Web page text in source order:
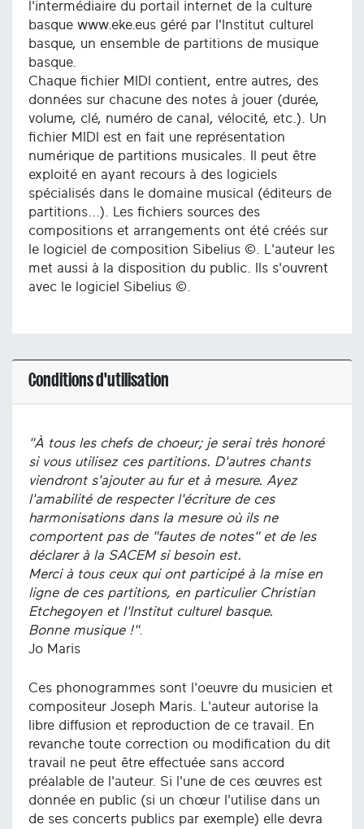
l'intermédiaire du portail internet de la culture
basque www.eke.eus géré par l'Institut culturel
basque, un ensemble de partitions de musique
basque.
Chaque fichier MIDI contient, entre autres, des
données sur chacune des notes à jouer (durée,
volume, clé, numéro de canal, vélocité, etc.). Un
fichier MIDI est en fait une représentation
numérique de partitions musicales. Il peut être
exploité en ayant recours à des logiciels
spécialisés dans le domaine musical (éditeurs de
partitions...). Les fichiers sources des
compositions et arrangements ont été créés sur
le logiciel de composition Sibelius ©. L'auteur les
met aussi à la disposition du public. Ils s'ouvrent
avec le logiciel Sibelius ©.
Conditions d'utilisation
"À tous les chefs de choeur; je serai très honoré
si vous utilisez ces partitions. D'autres chants
viendront s'ajouter au fur et à mesure. Ayez
l'amabilité de respecter l'écriture de ces
harmonisations dans la mesure où ils ne
comportent pas de "fautes de notes" et de les
déclarer à la SACEM si besoin est.
Merci à tous ceux qui ont participé à la mise en
ligne de ces partitions, en particulier Christian
Etchegoyen et l'Institut culturel basque.
Bonne musique !".
Jo Maris
Ces phonogrammes sont l'oeuvre du musicien et
compositeur Joseph Maris. L'auteur autorise la
libre diffusion et reproduction de ce travail. En
revanche toute correction ou modification du dit
travail ne peut être effectuée sans accord
préalable de l'auteur. Si l'une de ces œuvres est
donnée en public (si un chœur l'utilise dans un
de ses concerts publics par exemple) elle devra